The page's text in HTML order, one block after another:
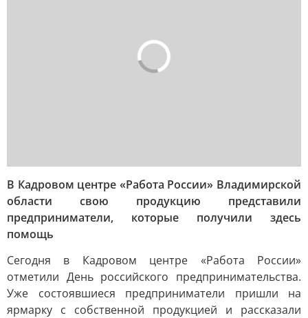
В Кадровом центре «Работа России» Владимирской
области свою продукцию представили
предприниматели, которые получили здесь
помощь
Сегодня в Кадровом центре «Работа России»
отметили День российского предпринимательства.
Уже состоявшиеся предприниматели пришли на
ярмарку с собственной продукцией и рассказали